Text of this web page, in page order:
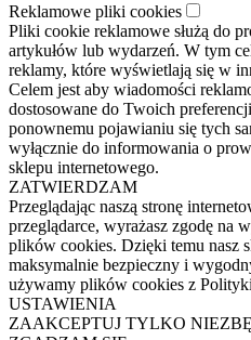
Reklamowe pliki cookies
Pliki cookie reklamowe służą do
artykułów lub wydarzeń. W tym
reklamy, które wyświetlają się w
Celem jest aby wiadomości
dostosowane do Twoich
ponownemu pojawianiu się tych
wyłącznie do informowania o
sklepu internetowego.
ZATWIERDZAM
Przeglądając naszą stronę
przeglądarce, wyrażasz zgodę na
plików cookies. Dzięki temu nasz
maksymalnie bezpieczny i
używamy plików cookies z
USTAWIENIA
ZAAKCEPTUJ TYLKO